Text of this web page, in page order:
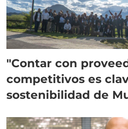
"Contar con
competitivos es
sostenibilidad de